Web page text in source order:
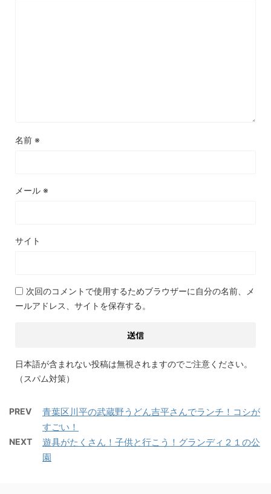
名前 ※
メール ※
サイト
次回のコメントで使用するためブラウザーに自分の名前、メ
ールアドレス、サイトを保存する。
日本語が含まれない投稿は無視されますのでご注意ください。
（スパム対策）
PREV
青葉区川平の武蔵野うどん吉平さんでランチ！コシが
すごい！
NEXT
遊具がたくさん！子供と行こう！グランディ２１の公
園